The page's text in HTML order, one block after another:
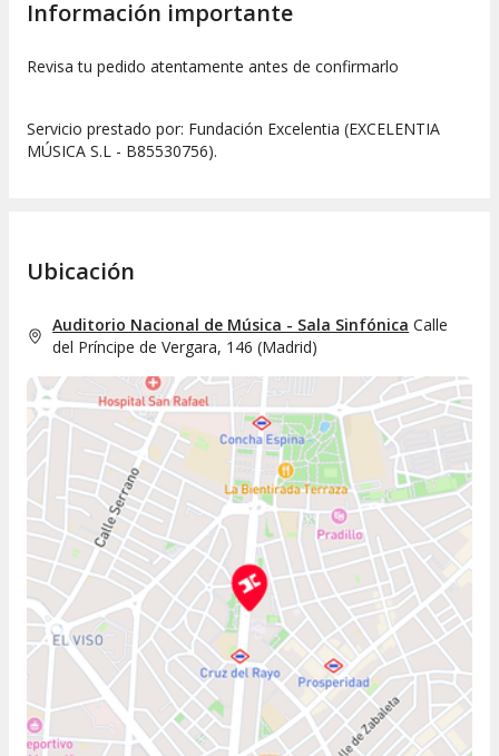
Información importante
Revisa tu pedido atentamente antes de confirmarlo
Servicio prestado por: Fundación Excelentia (EXCELENTIA
MÚSICA S.L - B85530756).
Ubicación
Auditorio Nacional de Música - Sala Sinfónica Calle
del Príncipe de Vergara, 146 (Madrid)